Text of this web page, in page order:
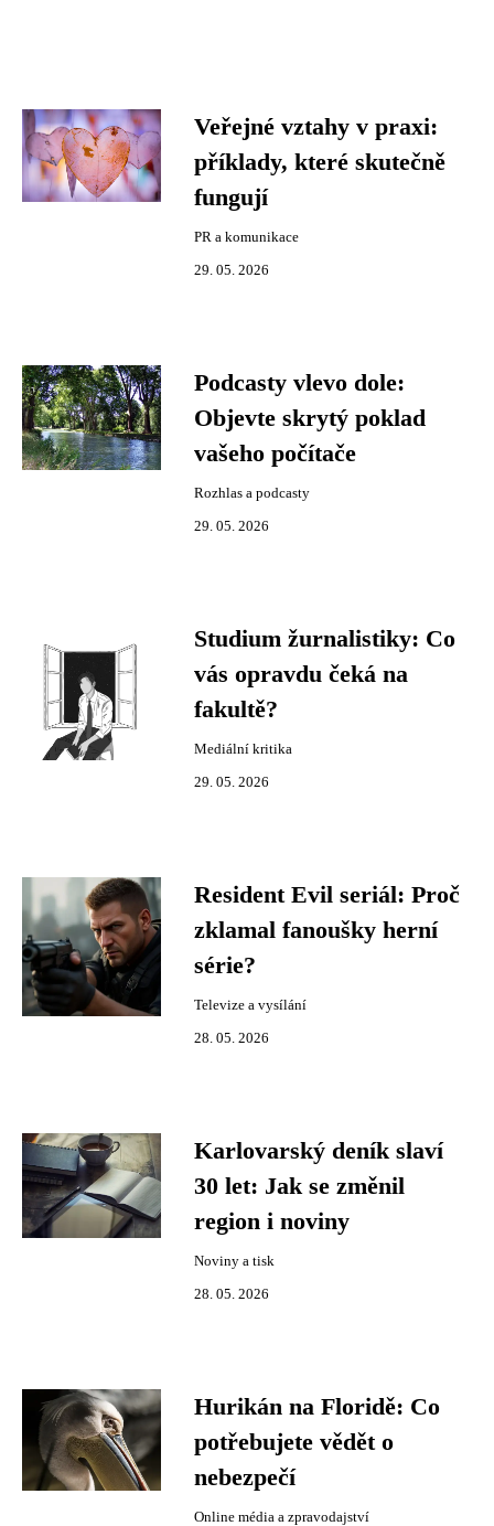
Veřejné vztahy v praxi:
příklady, které skutečně
fungují
PR a komunikace
29. 05. 2026
Podcasty vlevo dole:
Objevte skrytý poklad
vašeho počítače
Rozhlas a podcasty
29. 05. 2026
Studium žurnalistiky: Co
vás opravdu čeká na
fakultě?
Mediální kritika
29. 05. 2026
Resident Evil seriál: Proč
zklamal fanoušky herní
série?
Televize a vysílání
28. 05. 2026
Karlovarský deník slaví
30 let: Jak se změnil
region i noviny
Noviny a tisk
28. 05. 2026
Hurikán na Floridě: Co
potřebujete vědět o
nebezpečí
Online média a zpravodajství